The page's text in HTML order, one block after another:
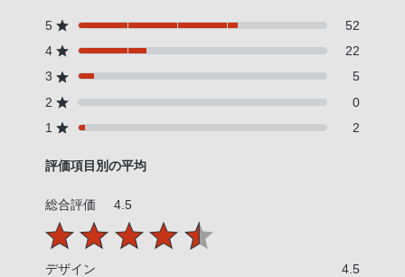
5
52
4
22
3
5
2
0
1
2
評価項目別の平均
総合評価 4.5
デザイン 4.5